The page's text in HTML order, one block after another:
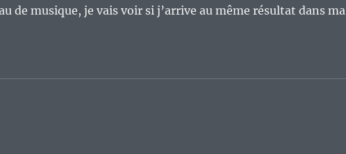
de musique, je vais voir si j’arrive au même résultat dans ma